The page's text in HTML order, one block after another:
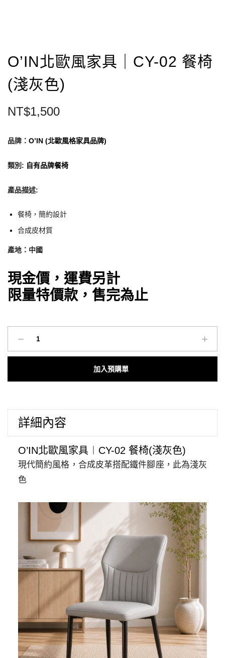
O’IN北歐風家具｜CY-02 餐椅
(淺灰色)
NT$1,500
品牌： O’IN (北歐風格家具品牌)
類別 : 自有品牌餐椅
產品描述:
餐椅，簡約設計
合成皮材質
產地：中國
現金價，運費另計
限量特價款，售完為止
歐
家
｜
CY-
餐
椅
(淺
灰
Add to cart
詳細內容
O’IN北歐風家具︱CY-02 餐椅(淺灰色)
現代簡約風格，合成皮革搭配鐵件腳座，此為淺灰
色